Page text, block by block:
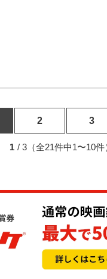
2 3
1 / 3（全21件中1〜10件